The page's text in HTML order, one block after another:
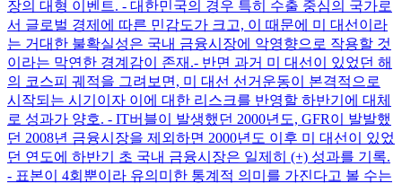
장의 대형 이벤트. - 대한민국의 경우 특히 수출 중심의 국가로
서 글로벌 경제에 따른 민감도가 크고, 이 때문에 미 대선이라
는 거대한 불확실성은 국내 금융시장에 악영향으로 작용할 것
이라는 막연한 경계감이 존재. ​ - 반면 과거 미 대선이 있었던 해
의 코스피 궤적을 그려보면, 미 대선 선거운동이 본격적으로
시작되는 시기이자 이에 대한 리스크를 반영할 하반기에 대체
로 성과가 양호. - IT버블이 발생했던 2000년도, GFR이 발발했
던 2008년 금융시장을 제외하면 2000년도 이후 미 대선이 있었
던 연도에 하반기 초 국내 금융시장은 일제히 (+) 성과를 기록.
- 표본이 4회뿐이라 유의미한 통계적 의미를 가진다고 볼 수는